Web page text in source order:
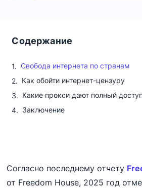
Согласно последнему отчету
от Freedom House, 2025 год
Содержание
Свобода интернета по странам
Как обойти интернет-цензуру
Какие прокси дают полный доступ
Заключение